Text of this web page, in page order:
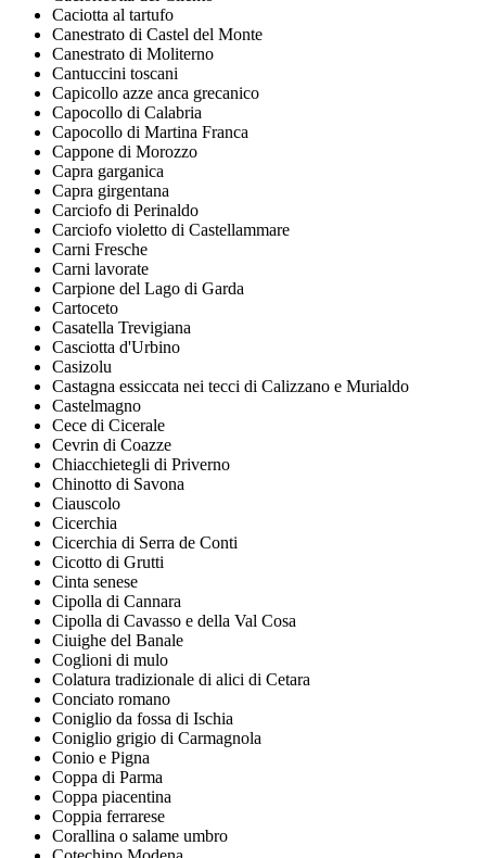
Caciotta al tartufo
Canestrato di Castel del Monte
Canestrato di Moliterno
Cantuccini toscani
Capicollo azze anca grecanico
Capocollo di Calabria
Capocollo di Martina Franca
Cappone di Morozzo
Capra garganica
Capra girgentana
Carciofo di Perinaldo
Carciofo violetto di Castellammare
Carni Fresche
Carni lavorate
Carpione del Lago di Garda
Cartoceto
Casatella Trevigiana
Casciotta d'Urbino
Casizolu
Castagna essiccata nei tecci di Calizzano e Murialdo
Castelmagno
Cece di Cicerale
Cevrin di Coazze
Chiacchietegli di Priverno
Chinotto di Savona
Ciauscolo
Cicerchia
Cicerchia di Serra de Conti
Cicotto di Grutti
Cinta senese
Cipolla di Cannara
Cipolla di Cavasso e della Val Cosa
Ciuighe del Banale
Coglioni di mulo
Colatura tradizionale di alici di Cetara
Conciato romano
Coniglio da fossa di Ischia
Coniglio grigio di Carmagnola
Conio e Pigna
Coppa di Parma
Coppa piacentina
Coppia ferrarese
Corallina o salame umbro